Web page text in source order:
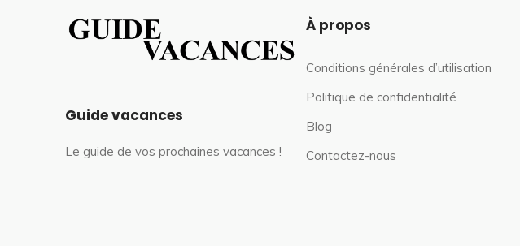
Guide vacances
Le guide de vos prochaines vacances !
À propos
Conditions générales d’utilisation
Politique de confidentialité
Blog
Contactez-nous